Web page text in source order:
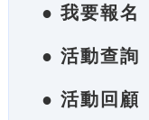
● 我要報名
● 活動查詢
● 活動回顧